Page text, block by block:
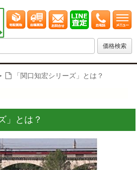
「関口知宏シリーズ」とは？
」とは？